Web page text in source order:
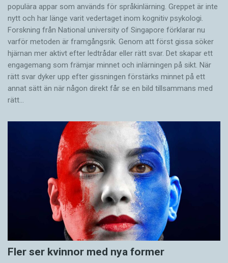
populära appar som används för språkinlärning. Greppet är inte
nytt och har länge varit vedertaget inom kognitiv psykologi.
Forskning från National university of Singa­pore förklarar nu
varför metoden är framgångsrik. Genom att först gissa ­söker
hjärnan mer aktivt ­efter ledtrådar eller rätt svar. Det skapar ett
engagemang som främjar minnet och inlärningen på sikt. När
rätt svar dyker upp efter gissningen förstärks minnet på ett
annat sätt än när någon direkt får se en bild tillsammans med
rätt…
Fler ser kvinnor med nya former